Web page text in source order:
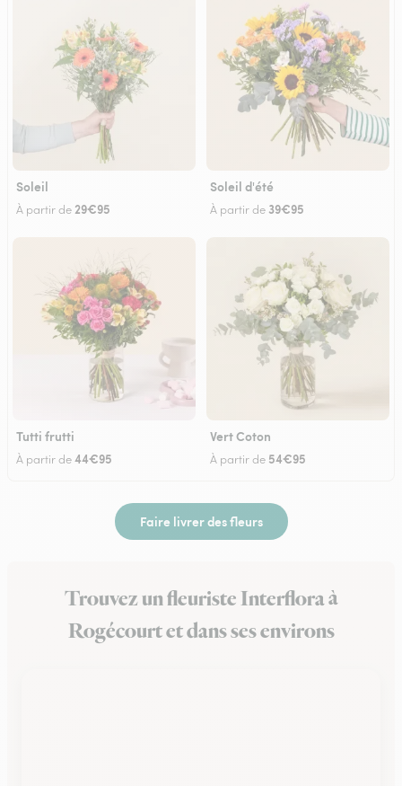
Soleil
À partir de29€95
Soleil d'été
À partir de 39€95
Tutti frutti
À partir de44€95
Vert Coton
À partir de 54€95
Faire livrer des fleurs
Trouvez un fleuriste Interflora à
Rogécourt et dans ses environs